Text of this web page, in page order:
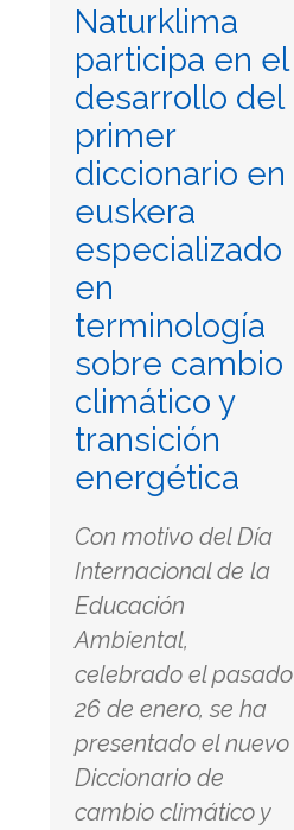
Naturklima
participa en el
desarrollo del
primer
diccionario en
euskera
especializado
en
terminología
sobre cambio
climático y
transición
energética
Con motivo del Día
Internacional de la
Educación
Ambiental,
celebrado el pasado
26 de enero, se ha
presentado el nuevo
Diccionario de
cambio climático y